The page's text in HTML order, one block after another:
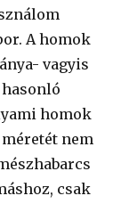
A homok
vagyis
homok
nem
csak